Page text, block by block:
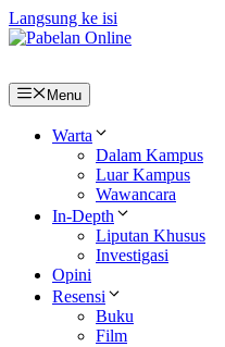
Langsung ke isi
Menu
Warta
Dalam Kampus
Luar Kampus
Wawancara
In-Depth
Liputan Khusus
Investigasi
Opini
Resensi
Buku
Film